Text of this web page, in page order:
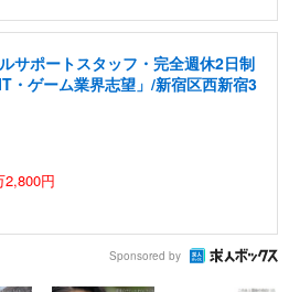
サポートスタッフ・完全週休2日制
・ゲーム業界志望」/新宿区西新宿3
2,800円
Sponsored by